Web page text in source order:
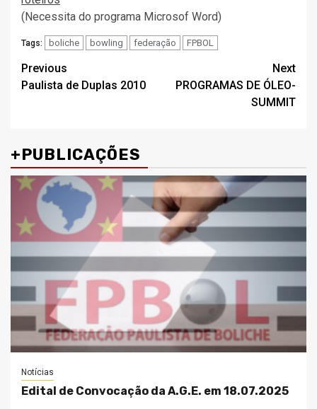
(Necessita do programa Microsof Word)
Tags: boliche bowling federação FPBOL
Post
navigation
Previous
Paulista de Duplas 2010
Next
PROGRAMAS DE ÓLEO-
SUMMIT
+PUBLICAÇÕES
Notícias
Edital de Convocação da A.G.E. em 18.07.2025